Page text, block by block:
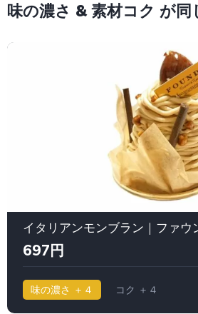
味の濃さ & 素材コク が同
イタリアンモンブラン｜ファウ
697円
味の濃さ ＋４ コク ＋４